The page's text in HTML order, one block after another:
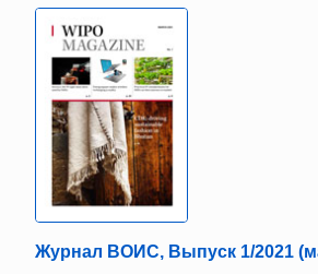
Журнал ВОИС, Выпуск 1/2021